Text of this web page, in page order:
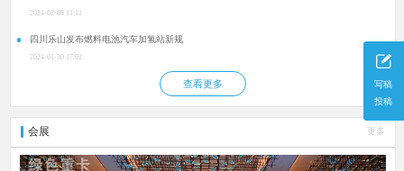
写稿
投稿
2024-02-06 11:11
四川乐山发布燃料电池汽车加氢站新规
2024-01-30 17:02
查看更多
会展 更多